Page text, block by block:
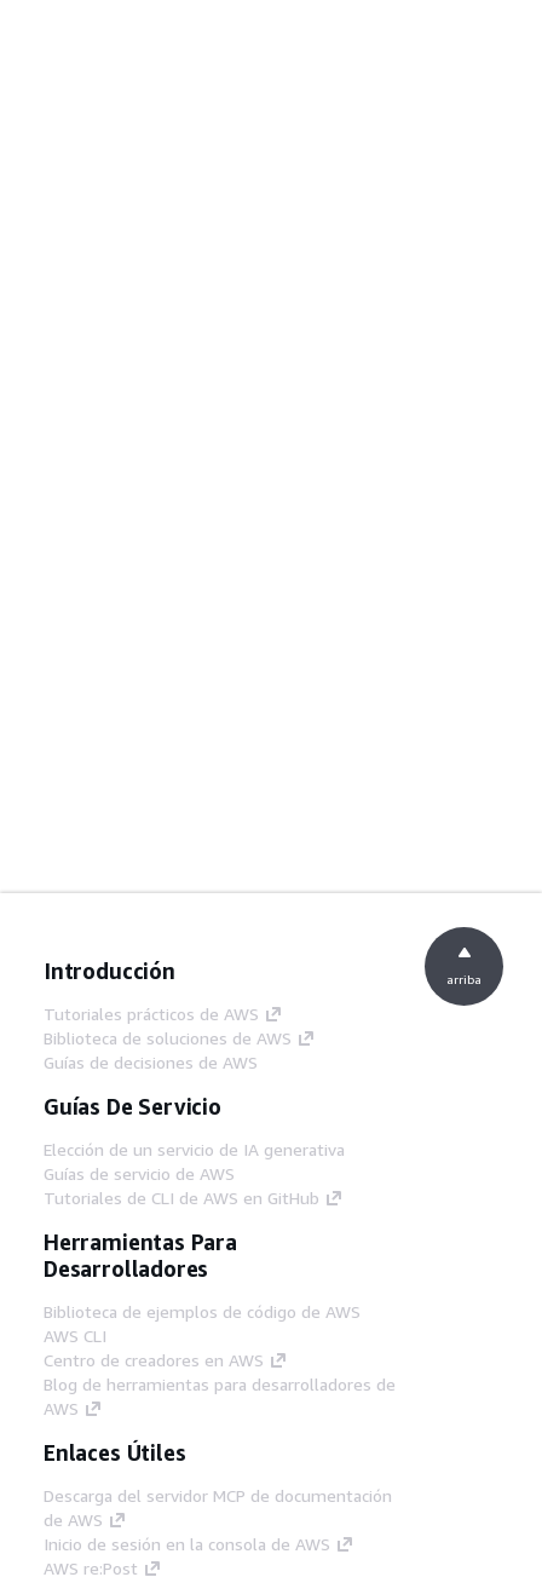
Introducción
Tutoriales prácticos de AWS
Biblioteca de soluciones de AWS
Guías de decisiones de AWS
Guías De Servicio
Elección de un servicio de IA generativa
Guías de servicio de AWS
Tutoriales de CLI de AWS en GitHub
Herramientas Para
Desarrolladores
Biblioteca de ejemplos de código de AWS
AWS CLI
Centro de creadores en AWS
Blog de herramientas para desarrolladores de
AWS
Enlaces Útiles
Descarga del servidor MCP de documentación
de AWS
Inicio de sesión en la consola de AWS
AWS re:Post
arriba